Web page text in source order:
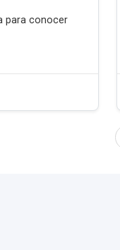
para conocer